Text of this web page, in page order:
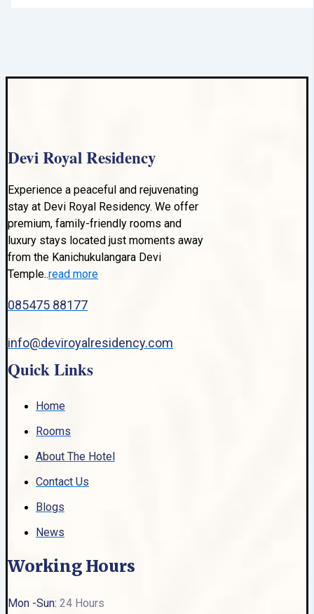
Devi Royal Residency
Experience a peaceful and rejuvenating
stay at Devi Royal Residency. We offer
premium, family-friendly rooms and
luxury stays located just moments away
from the Kanichukulangara Devi
Temple..read more
085475 88177
info@deviroyalresidency.com
Quick Links
Home
Rooms
About The Hotel
Contact Us
Blogs
News
Working Hours
Mon -Sun: 24 Hours